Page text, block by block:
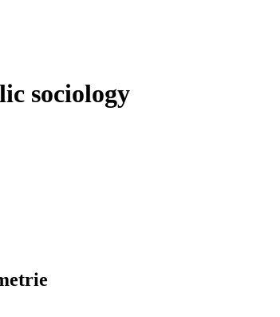
sociology